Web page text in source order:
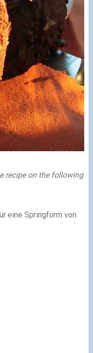
recipe on the following
eine Springform von